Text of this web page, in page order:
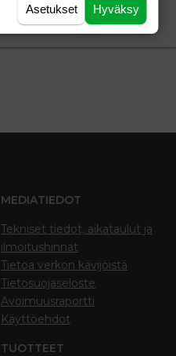
MEDIATIEDOT
Tekniset tiedot, aikataulut ja
ilmoitushinnat
Tietoa verkon kävijöistä
Tietosuojaseloste
Avoimuusraportti
Käyttöehdot
TUOTTEET
Hyväksy
Asetukset